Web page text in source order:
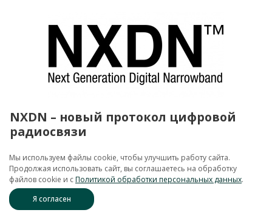
NXDN – новый протокол цифровой
радиосвязи
Обзор особенностей, возможностей и оборудования
Мы используем файлы cookie, чтобы улучшить работу сайта.
Продолжая использовать сайт, вы соглашаетесь на обработку
файлов cookie и cПолитикой обработки персональных данных.
Я согласен